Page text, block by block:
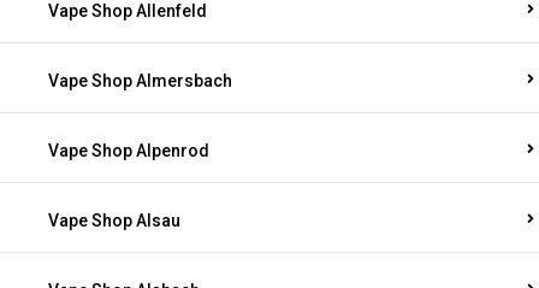
Vape Shop Allenfeld
Vape Shop Almersbach
Vape Shop Alpenrod
Vape Shop Alsau